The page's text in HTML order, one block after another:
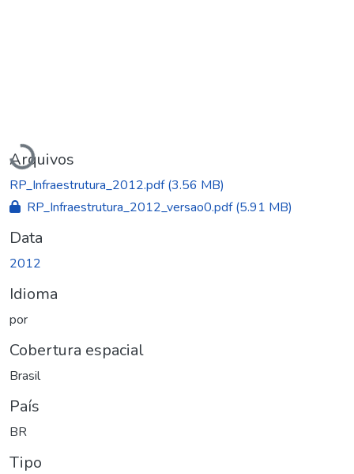
Carregando...
Arquivos
RP_Infraestrutura_2012.pdf(3.56 MB)
RP_Infraestrutura_2012_versao0.pdf(5.91 MB)
Data
2012
Idioma
por
Cobertura espacial
Brasil
País
BR
Tipo